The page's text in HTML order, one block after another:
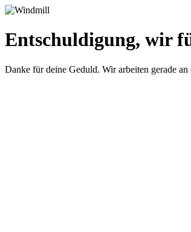
Entschuldigung, wir
Danke für deine Geduld. Wir arbeiten gerade